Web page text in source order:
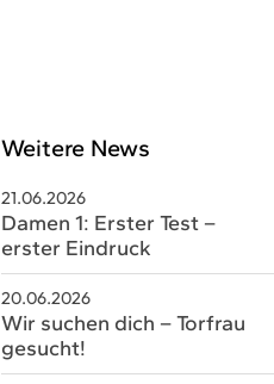
Weitere News
21.06.2026
Damen 1: Erster Test –
erster Eindruck
20.06.2026
Wir suchen dich – Torfrau
gesucht!